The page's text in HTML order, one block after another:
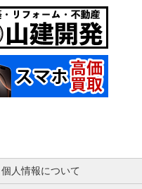
個人情報について